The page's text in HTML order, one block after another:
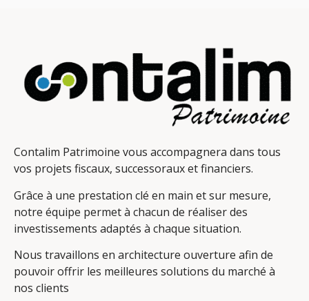
Contalim Patrimoine vous accompagnera dans tous
vos projets fiscaux, successoraux et financiers.
Grâce à une prestation clé en main et sur mesure,
notre équipe permet à chacun de réaliser des
investissements adaptés à chaque situation.
Nous travaillons en architecture ouverture afin de
pouvoir offrir les meilleures solutions du marché à
nos clients